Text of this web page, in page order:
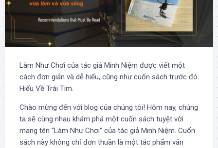
Làm Như Chơi của tác giả Minh Niệm được viết một
cách đơn giản và dễ hiểu, cũng như cuốn sách trước đó
Hiểu Về Trái Tim.
Chào mừng đến với blog của chúng tôi! Hôm nay, chúng
ta sẽ cùng nhau khám phá một cuốn sách tuyệt vời
mang tên “Làm Như Chơi” của tác giả Minh Niệm. Cuốn
sách này không chỉ đơn thuần là một tác phẩm văn